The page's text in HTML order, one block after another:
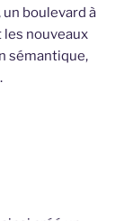
, un boulevard à
les nouveaux
sémantique,